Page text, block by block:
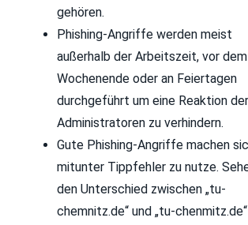
gehören.
Phishing-Angriffe werden meist
außerhalb der Arbeitszeit, vor dem
Wochenende oder an Feiertagen
durchgeführt um eine Reaktion der
Administratoren zu verhindern.
Gute Phishing-Angriffe machen
mitunter Tippfehler zu nutze.
den Unterschied zwischen „tu-
chemnitz.de“ und „tu-chenmitz.de“